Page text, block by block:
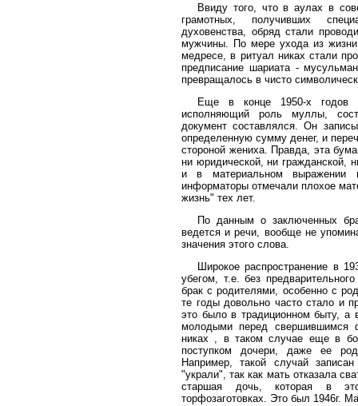
Ввиду того, что в аулах в
грамотных, получивших
духовенства, обряд стали
мужчины. По мере ухода из жизни
медресе, в ритуал никах стали
предписание шариата -
превращалось в чисто
Еще в конце 1950-х годов
исполняющий роль муллы,
документ составлялся. Он
определенную сумму денег, и
стороной жениха. Правда, эта
ни юридической, ни гражданской,
и в материальном выражении
информаторы отмечали плохое
жизнь" тех лет.
По данным о заключенных
ведется и речи, вообще не
значения этого слова.
Широкое распространение в
убегом, т.е. без
брак с родителями, особенно с
те годы довольно часто стало и
это было в традиционном быту, а
молодыми перед свершившимся
никах , в таком случае еще в
поступком дочери, даже ее
Например, такой случай
"украли", так как мать отказала
старшая дочь, которая в
торфозаготовках. Это был 1946г.